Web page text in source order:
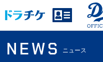
NEWS ニュース